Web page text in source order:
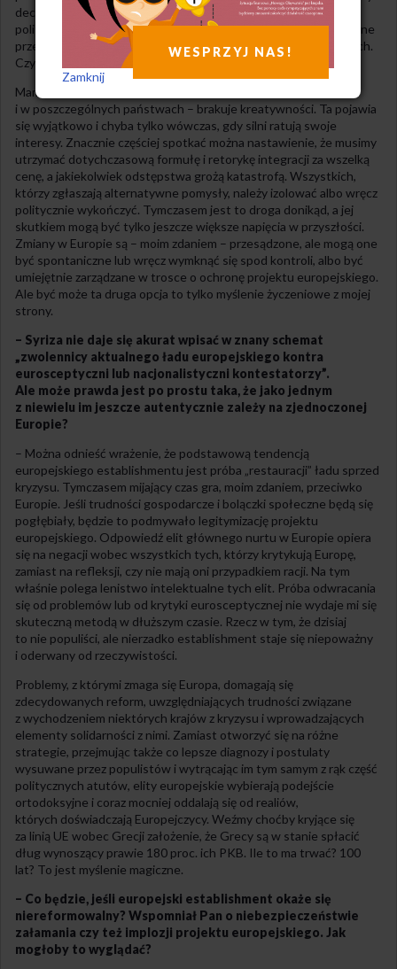
decydentami jest blokowany przez narodowe interesy i nacisk
polityczny ze strony ugrupowań skrajnych. Działania są narzucane
przez najsilniejszych w celu obrony ich interesów ekonomicznych.
Czy to dobry klimat dla remontu projektu europejskiego?
Mam też wrażenie, że wśród decydentów – tak unijnych, jak
i w poszczególnych państwach – brakuje kreatywności. Ta pojawia
się wyjątkowo i chyba tylko wówczas, gdy silni ratują swoje
interesy. Znacznie częściej spotkać można nastawienie, że musimy
utrzymać dotychczasową formułę i retorykę integracji za wszelką
cenę, a jakiekolwiek odstępstwa grożą katastrofą. Wszystkich,
którzy zgłaszają alternatywne pomysły, należy izolować albo wręcz
politycznie wykończyć. Tymczasem jest to droga donikąd, a jej
skutkiem mogą być tylko jeszcze większe napięcia w przyszłości.
Zmiany w Europie są – moim zdaniem – przesądzone, ale mogą one
być spontaniczne lub wręcz wymknąć się spod kontroli, albo być
umiejętnie zarządzane w trosce o ochronę projektu europejskiego.
Ale być może ta druga opcja to tylko myślenie życzeniowe z mojej
strony.
– Syriza nie daje się akurat wpisać w znany schemat
„zwolennicy aktualnego ładu europejskiego kontra
eurosceptyczni lub nacjonalistyczni kontestatorzy”.
Ale może prawda jest po prostu taka, że jako jednym
z niewielu im jeszcze autentycznie zależy na zjednoczonej
Europie?
– Można odnieść wrażenie, że podstawową tendencją
europejskiego establishmentu jest próba „restauracji” ładu sprzed
kryzysu. Tymczasem mijający czas gra, moim zdaniem, przeciwko
Europie. Jeśli trudności gospodarcze i bolączki społeczne będą się
pogłębiały, będzie to podmywało legitymizację projektu
europejskiego. Odpowiedź elit głównego nurtu w Europie opiera
się na negacji wobec wszystkich tych, którzy krytykują Europę,
zamiast na refleksji, czy nie mają oni przypadkiem racji. Na tym
właśnie polega lenistwo intelektualne tych elit. Próba odwracania
się od problemów lub od krytyki eurosceptycznej nie wydaje mi się
skuteczną metodą w dłuższym czasie. Rzecz w tym, że dzisiaj
to nie populiści, ale nierzadko establishment staje się niepoważny
i oderwany od rzeczywistości.
Problemy, z którymi zmaga się Europa, domagają się
zdecydowanych reform, uwzględniających trudności związane
z wychodzeniem niektórych krajów z kryzysu i wprowadzających
elementy solidarności z nimi. Zamiast otworzyć się na różne
strategie, przejmując także co lepsze diagnozy i postulaty
wysuwane przez populistów i wytrącając im tym samym z rąk część
politycznych atutów, elity europejskie wybierają podejście
ortodoksyjne i coraz mocniej oddalają się od realiów,
których doświadczają Europejczycy. Weźmy choćby kryjące się
za linią UE wobec Grecji założenie, że Grecy są w stanie spłacić
dług wynoszący prawie 180 proc. ich PKB. Ile to ma trwać? 100
lat? To jest myślenie magiczne.
– Co będzie, jeśli europejski establishment okaże się
niereformowalny? Wspomniał Pan o niebezpieczeństwie
załamania czy też implozji projektu europejskiego. Jak
mogłoby to wyglądać?
WESPRZYJ NAS!
Zamknij